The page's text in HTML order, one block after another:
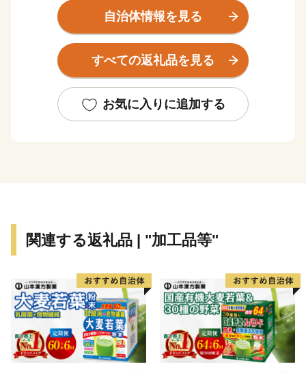
まれた、地方暮らしの両方を楽しめる都市です。
関門海峡ふぐ刺身・シャボン玉石けん・肉うどん・辛子
明太子など本市ならではの返礼品に加え、黒毛和牛・ウ
ナギ・カニなど全国的に人気の返礼品も豊富に揃えてい
ふるさと納税を通じて、ぜひ北九州市の魅力をご体感く
ださい！
自治体情報を見る
すべての返礼品を見る
お気に入りに追加する
関連する返礼品 | "加工品等"